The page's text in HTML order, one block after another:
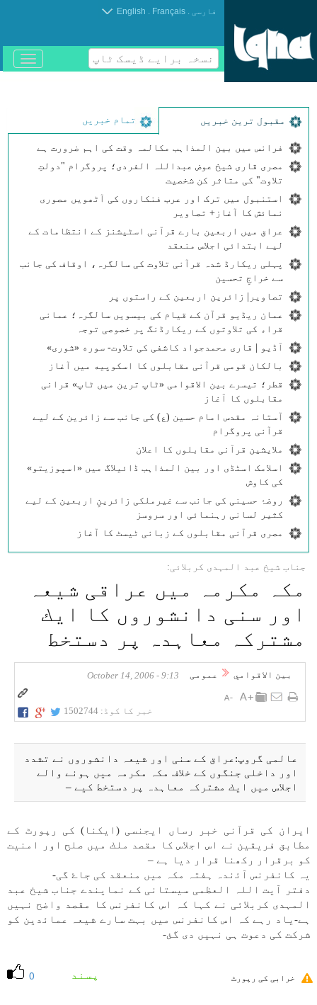
فارسی .
Français
.
English
نسخہ برایے ڈیسک ٹاپ
باز
و
مقبول ترین خبریں تمام خبریں
فرانس میں بین المذاہب مکالمہ وقت کی اہم ضرورت ہے
مصری قاری شیخ عوض عبداللہ الفردی؛ پروگرام "دولتِ
تلاوت" کی متاثر کن شخصیت
استنبول میں ترک اور عرب فنکاروں کی آٹھویں مصوری
نمائش کا آغاز+ تصاویر
عراق میں اربعین بارے قرآنی اسٹیشنز کے انتظامات کے
لیے ابتدائی اجلاس منعقد
پہلی ریکارڈ شدہ قرآنی تلاوت کی سالگرہ، اوقاف کی جانب
سے خراجِ تحسین
تصاویر| زائرین اربعین کے راستوں پر
عمان ریڈیو قرآن کے قیام کی بیسویں سالگرہ؛ عمانی
قراء کی تلاوتوں کے ریکارڈنگ پر خصوصی توجہ
آڈیو | قاری محمدجواد کاشفی کی تلاوت- سوره‌‌ «شوری»
بالکان قومی قرآنی مقابلوں کا اسکوپیه میں آغاز
قطر؛ تیسرے بین الاقوامی «ٹاپ ترین میں ٹاپ» قرانی
مقابلوں کا آغاز
آستانہ مقدس امام حسین (ع) کی جانب سے زائرین کے لیے
قرآنی پروگرام
ملایشین قرآنی مقابلوں کا اعلان
اسلامک اسٹڈی اور بین المذاہب ڈائیلاگ میں «اسپوزیتو»
کی کاوش
روضۂ حسینی کی جانب سے غیرملکی زائرینِ اربعین کے لیے
کثیر لسانی رہنمائی اور سروسز
مصری قرآنی مقابلوں کے زبانی ٹیسٹ کا آغاز
جناب شيخ عبد المہدی كربلائی:
مكہ مكرمہ میں عراقی شيعہ
اور سنی دانشوروں كا ايك
مشتركہ معاہدہ پر دستخط
بين الاقوامي عمومی 9:13 - October 14, 2006
خبر کا کوڈ: 1502744
عالمی گروپ:عراق كے سنی اور شيعہ دانشوروں نے تشدد
اور داخلی جنگوں كے خلاف مكہ مكرمہ میں ہونے والے
اجلاس میں ايك مشتركہ معاہدہ پر دستخط كیے –
ايران كی قرآنی خبر رساں ايجنسی (ايكنا) كی رپورٹ كے
مطابق فريقين نے اس اجلاس كا مقصد ملك میں صلح اور امنيت
كو برقرار ركھنا قرار ديا ہے –
یہ كانفرنس آﺋندہ ہفتہ مكہ میں منعقد كی جاۓ گی-
دفتر آيت اللہ العظمی سيستانی كے نمايندے جناب شيخ عبد
المہدی كربلائی نے كہا كہ اس كانفرنس كا مقصد واضح نہیں
ہے-ياد رہے كہ اس كانفرنس میں بہت سارے شيعہ عماﺋدين كو
شركت كی دعوت ہی نہیں دی گئ-
0 پسند خرابی کی رپورٹ